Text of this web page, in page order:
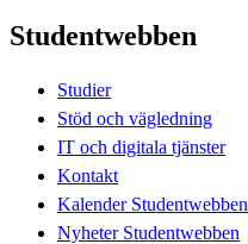
Studentwebben
Studier
Stöd och vägledning
IT och digitala tjänster
Kontakt
Kalender Studentwebben
Nyheter Studentwebben